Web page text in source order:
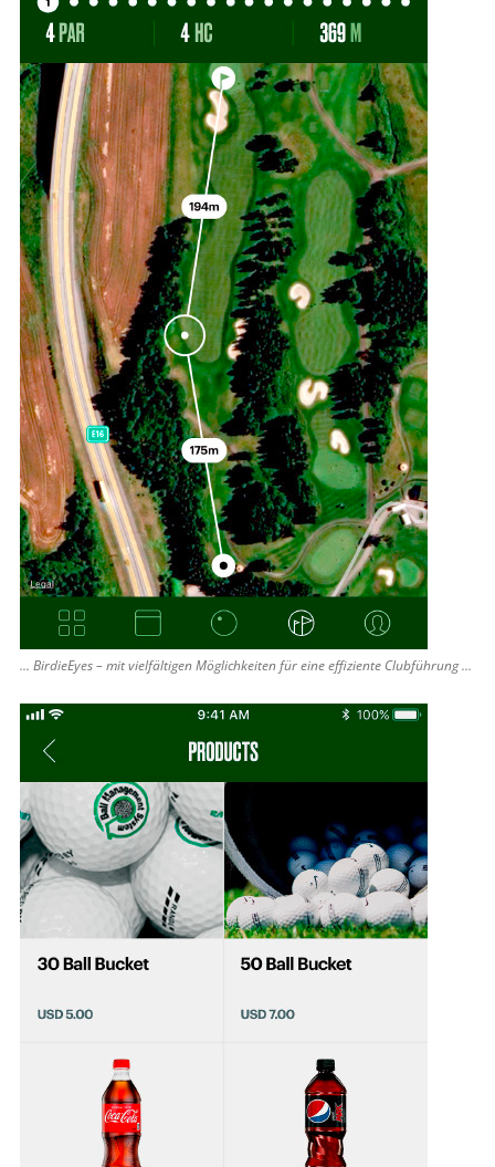
... BirdieEyes – mit vielfältigen Möglichkeiten für eine effiziente Clubführung ...